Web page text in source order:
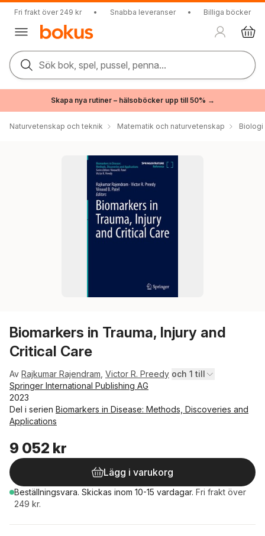
Fri frakt över 249 kr • Snabba leveranser • Billiga böcker
Sök bok, spel, pussel, penna...
Skapa nya rutiner – hälsoböcker upp till 50% →
Naturvetenskap och teknik Matematik och naturvetenskap Biologi
Biomarkers in Trauma, Injury and
Critical Care
Av Rajkumar Rajendram Victor R. Preedy och 1 till
Springer International Publishing AG
2023
Del i serien Biomarkers in Disease: Methods, Discoveries and
Applications
9 052 kr
Lägg i varukorg
Beställningsvara. Skickas inom 10-15 vardagar. Fri frakt över
249 kr.